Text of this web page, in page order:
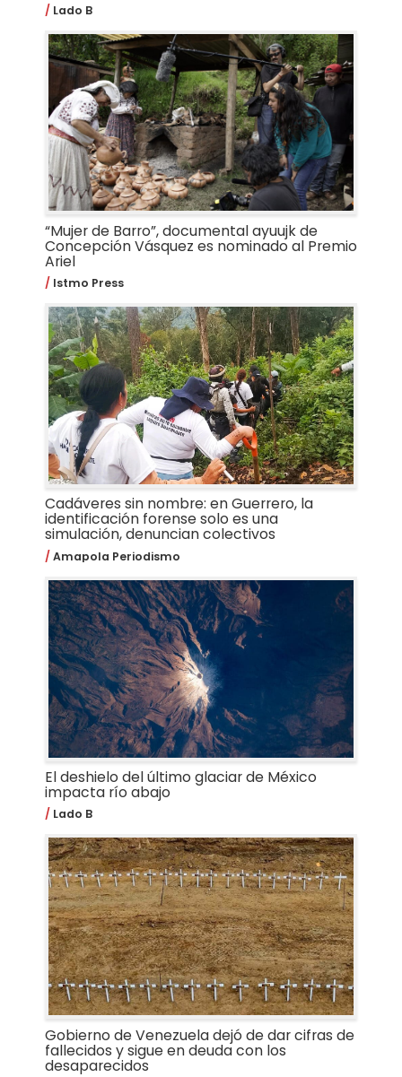
Lado B
“Mujer de Barro”, documental ayuujk de
Concepción Vásquez es nominado al Premio
Ariel
Istmo Press
Cadáveres sin nombre: en Guerrero, la
identificación forense solo es una
simulación, denuncian colectivos
Amapola Periodismo
El deshielo del último glaciar de México
impacta río abajo
Lado B
Gobierno de Venezuela dejó de dar cifras de
fallecidos y sigue en deuda con los
desaparecidos